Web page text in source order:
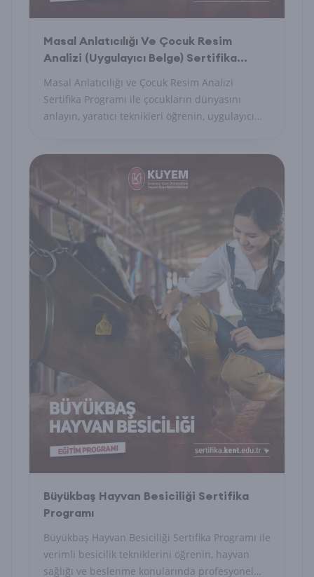
Masal Anlatıcılığı Ve Çocuk Resim
Analizi (Uygulayıcı Belge) Sertifika
Masal Anlatıcılığı ve Çocuk Resim Analizi
Sertifika Programı ile çocukların dünyasını
anlayın, yaratıcı teknikleri öğrenin, uygulayıcı
Büyükbaş Hayvan Besiciliği Sertifika
Programı
Büyükbaş Hayvan Besiciliği Sertifika Programı ile
verimli besicilik tekniklerini öğrenin, hayvan
sağlığı ve beslenme konularında profesyonel